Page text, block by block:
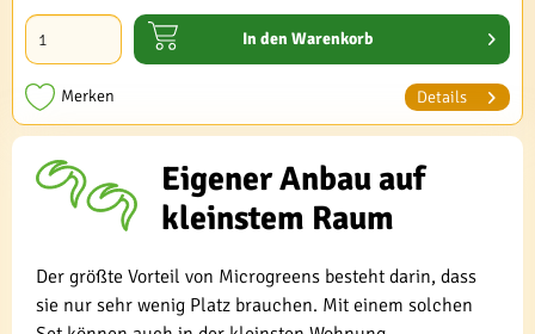
In den Warenkorb
Merken Details
Eigener Anbau auf
kleinstem Raum
Der größte Vorteil von Microgreens besteht darin, dass
sie nur sehr wenig Platz brauchen. Mit einem solchen